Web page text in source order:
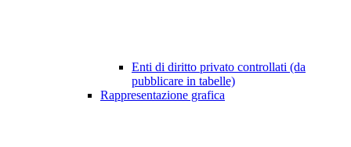
Enti di diritto privato controllati (da
pubblicare in tabelle)
Rappresentazione grafica